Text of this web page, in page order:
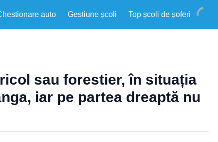
auto Gestiune școli Top școli de șoferi
sau forestier, în situația
iar pe partea dreaptă nu